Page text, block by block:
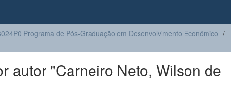
Programa de Pós-Graduação em Desenvolvimento Econômico
autor "Carneiro Neto, Wilson de